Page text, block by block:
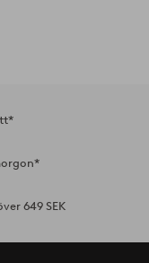
649 SEK